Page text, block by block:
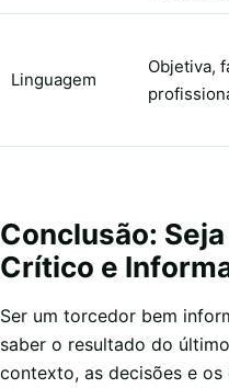
Linguagem
Objetiva,
Conclusão:
Crítico e
Ser um torcedor bem
saber o resultado do
contexto, as decisões e